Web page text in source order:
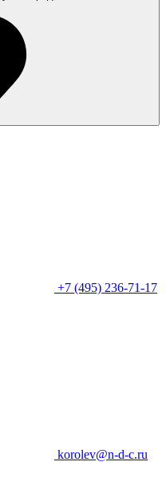
+7 (495) 236-71-17
korolev@n-d-c.ru